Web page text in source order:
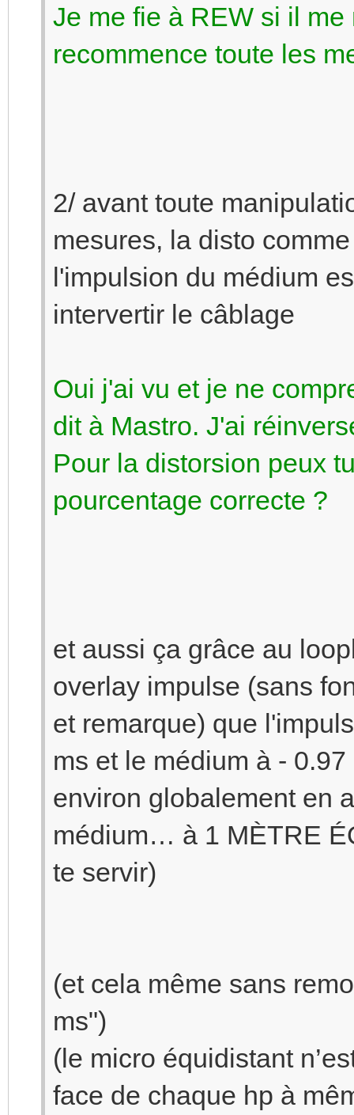
Je me fie à REW si il
recommence toute les
2/ avant toute
mesures, la disto
l'impulsion du médium
intervertir le câblage
Oui j'ai vu et je ne
dit à Mastro. J'ai
Pour la distorsion peux
pourcentage correcte ?
et aussi ça grâce au
overlay impulse (sans
et remarque) que
ms et le médium à -
environ globalement en
médium… à 1 MÈTRE
te servir)
(et cela même sans
ms")
(le micro équidistant
face de chaque hp à